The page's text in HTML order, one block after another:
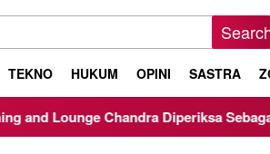
TEKNO HUKUM OPINI SASTRA
Diperiksa Sebagai Saksi Kasus